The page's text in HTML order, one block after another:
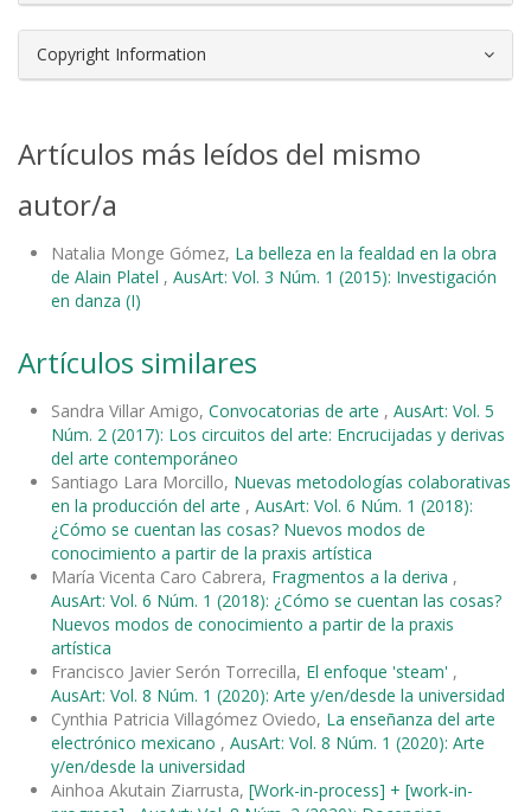
Copyright Information
Artículos más leídos del mismo
autor/a
Natalia Monge Gómez, La belleza en la fealdad en la obra
de Alain Platel , AusArt: Vol. 3 Núm. 1 (2015): Investigación
en danza (I)
Artículos similares
Sandra Villar Amigo, Convocatorias de arte , AusArt: Vol. 5
Núm. 2 (2017): Los circuitos del arte: Encrucijadas y derivas
del arte contemporáneo
Santiago Lara Morcillo, Nuevas metodologías colaborativas
en la producción del arte , AusArt: Vol. 6 Núm. 1 (2018):
¿Cómo se cuentan las cosas? Nuevos modos de
conocimiento a partir de la praxis artística
María Vicenta Caro Cabrera, Fragmentos a la deriva ,
AusArt: Vol. 6 Núm. 1 (2018): ¿Cómo se cuentan las cosas?
Nuevos modos de conocimiento a partir de la praxis
artística
Francisco Javier Serón Torrecilla, El enfoque 'steam' ,
AusArt: Vol. 8 Núm. 1 (2020): Arte y/en/desde la universidad
Cynthia Patricia Villagómez Oviedo, La enseñanza del arte
electrónico mexicano , AusArt: Vol. 8 Núm. 1 (2020): Arte
y/en/desde la universidad
Ainhoa Akutain Ziarrusta, [Work-in-process] + [work-in-